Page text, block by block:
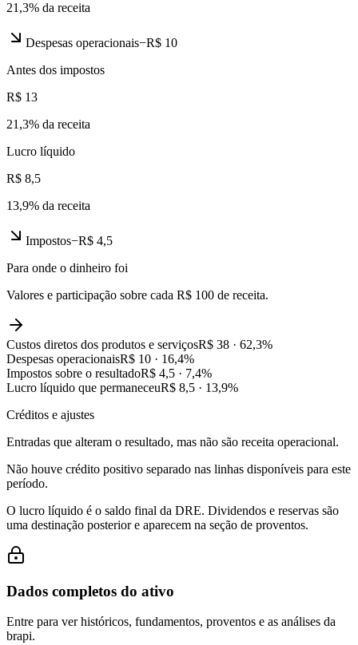
21,3% da receita
Despesas operacionais−R$ 10
Antes dos impostos
R$ 13
21,3% da receita
Lucro líquido
R$ 8,5
13,9% da receita
Impostos−R$ 4,5
Para onde o dinheiro foi
Valores e participação sobre cada R$ 100 de receita.
Custos diretos dos produtos e serviçosR$ 38 · 62,3%
Despesas operacionaisR$ 10 · 16,4%
Impostos sobre o resultadoR$ 4,5 · 7,4%
Lucro líquido que permaneceuR$ 8,5 · 13,9%
Créditos e ajustes
Entradas que alteram o resultado, mas não são receita operacional.
Não houve crédito positivo separado nas linhas disponíveis para este
período.
O lucro líquido é o saldo final da DRE. Dividendos e reservas são
uma destinação posterior e aparecem na seção de proventos.
Dados completos do ativo
Entre para ver históricos, fundamentos, proventos e as análises da
brapi.